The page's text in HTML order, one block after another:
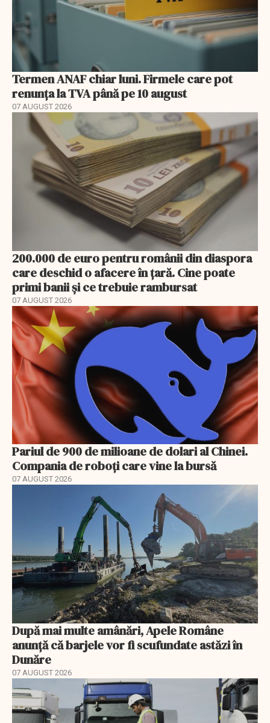
Termen ANAF chiar luni. Firmele care pot
renunța la TVA până pe 10 august
07 AUGUST 2026
200.000 de euro pentru românii din diaspora
care deschid o afacere în țară. Cine poate
primi banii și ce trebuie rambursat
07 AUGUST 2026
Pariul de 900 de milioane de dolari al Chinei.
Compania de roboți care vine la bursă
07 AUGUST 2026
După mai multe amânări, Apele Române
anunță că barjele vor fi scufundate astăzi în
Dunăre
07 AUGUST 2026